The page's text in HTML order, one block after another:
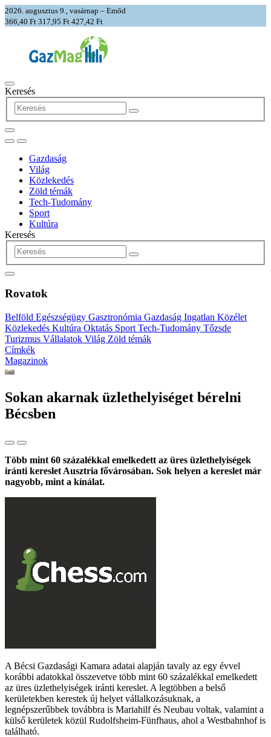
2026. augusztus 9., vasárnap – Emőd
366,40 Ft 317,95 Ft 427,42 Ft
Keresés
Gazdaság
Világ
Közlekedés
Zöld témák
Tech-Tudomány
Sport
Kultúra
Keresés
Rovatok
Belföld Egészségügy Gasztronómia Gazdaság Ingatlan Közélet
Közlekedés Kultúra Oktatás Sport Tech-Tudomány Tőzsde
Turizmus Vállalatok Világ Zöld témák
Címkék
Magazinok
Sokan akarnak üzlethelyiséget bérelni
Bécsben
Több mint 60 százalékkal emelkedett az üres üzlethelyiségek
iránti kereslet Ausztria fővárosában. Sok helyen a kereslet már
nagyobb, mint a kínálat.
A Bécsi Gazdasági Kamara adatai alapján tavaly az egy évvel
korábbi adatokkal összevetve több mint 60 százalékkal emelkedett
az üres üzlethelyiségek iránti kereslet. A legtöbben a belső
kerületekben kerestek új helyet vállalkozásuknak, a
legnépszerűbbek továbbra is Mariahilf és Neubau voltak, valamint a
külső kerületek közül Rudolfsheim-Fünfhaus, ahol a Westbahnhof is
található.